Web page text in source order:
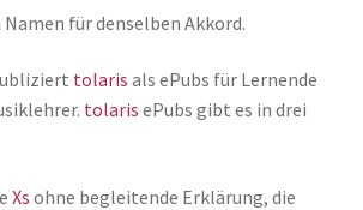
für denselben Akkord.
tolaris als ePubs für Lernende
tolaris ePubs gibt es in drei
Xs ohne begleitende Erklärung, die